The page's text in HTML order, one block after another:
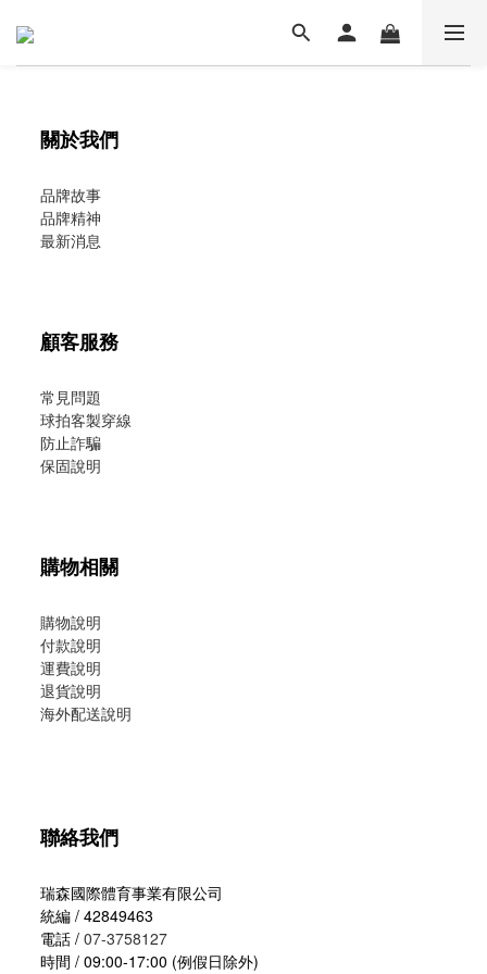
關於我們
品牌故事
品牌精神
最新消息
顧客服務
常見問題
球拍客製穿線
防止詐騙
保固說明
購物相關
購物說明
付款說明
運費說明
退貨說明
海外配送說明
聯絡我們
瑞森國際體育事業有限公司
統編 / 42849463
電話 / 07-3758127
時間 / 09:00-17:00 (例假日除外)